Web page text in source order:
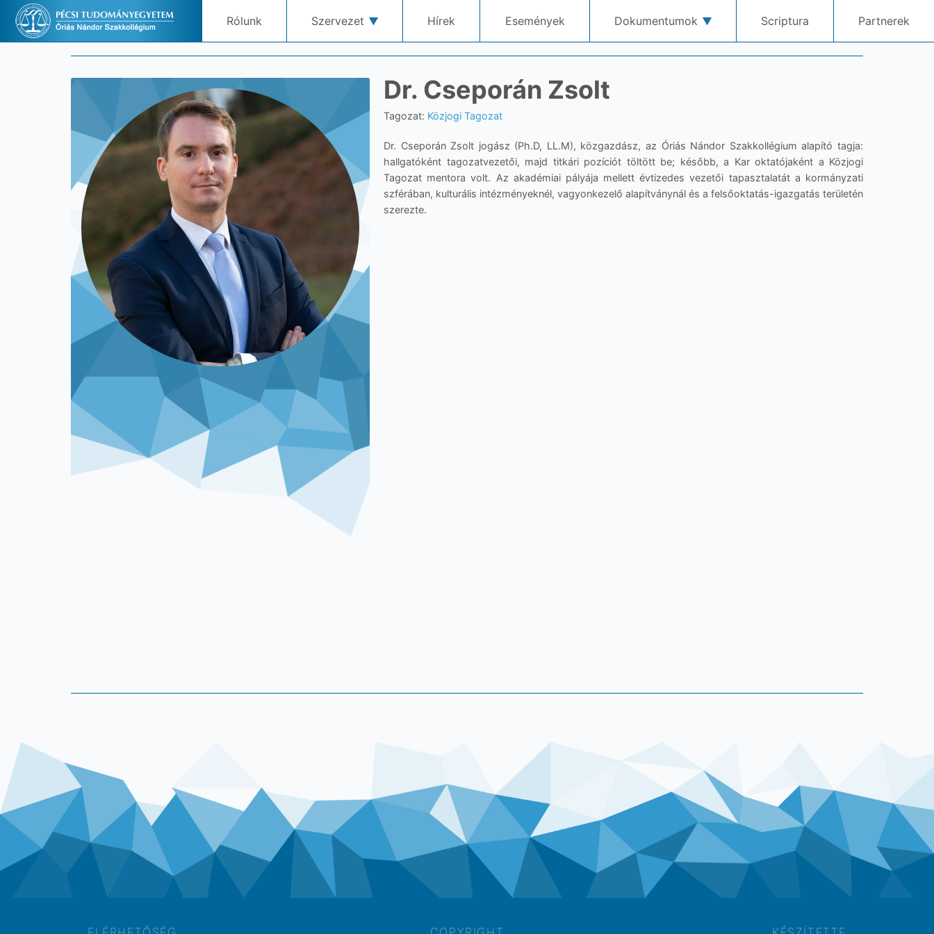
Rólunk Szervezet Hírek Események Dokumentumok Scriptura Partnerek
Dr. Cseporán Zsolt
Tagozat: Közjogi Tagozat
Dr. Cseporán Zsolt jogász (Ph.D, LL.M), közgazdász, az Óriás Nándor Szakkollégium alapító tagja:
hallgatóként tagozatvezetői, majd titkári pozíciót töltött be; később, a Kar oktatójaként a Közjogi
Tagozat mentora volt. Az akadémiai pályája mellett évtizedes vezetői tapasztalatát a kormányzati
szférában, kulturális intézményeknél, vagyonkezelő alapítványnál és a felsőoktatás-igazgatás területén
szerezte.